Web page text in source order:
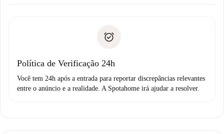
Débito direto bancário
não comunicar nenhum problema.
Política de Verificação 24h
Você tem 24h após a entrada para reportar discrepâncias relevantes
entre o anúncio e a realidade. A Spotahome irá ajudar a resolver.